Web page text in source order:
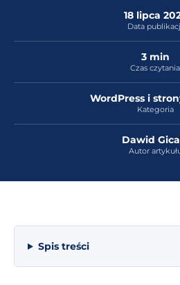
18 lipca
Data
3 min
Czas czytania
WordPress i
Kategoria
Dawid
Autor
Spis treści